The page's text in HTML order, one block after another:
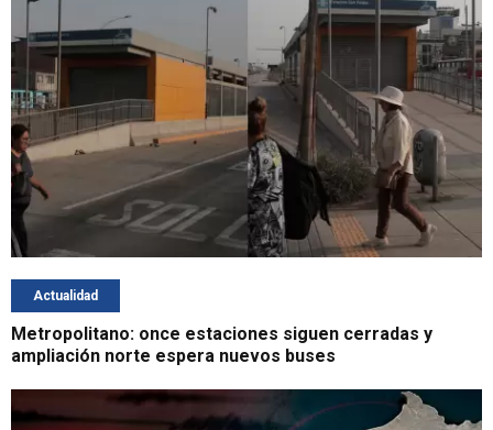
Actualidad
Metropolitano: once estaciones siguen cerradas y
ampliación norte espera nuevos buses